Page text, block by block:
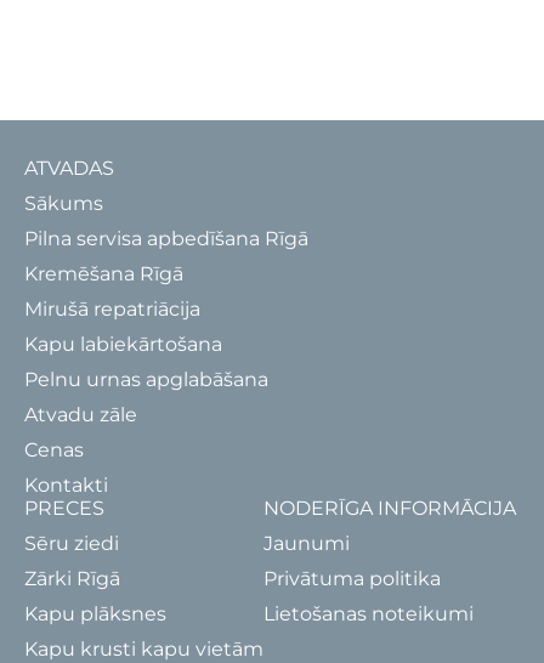
ATVADAS
Sākums
Pilna servisa apbedīšana Rīgā
Kremēšana Rīgā
Mirušā repatriācija
Kapu labiekārtošana
Pelnu urnas apglabāšana
Atvadu zāle
Cenas
Kontakti
PRECES
Sēru ziedi
Zārki Rīgā
Kapu plāksnes
Kapu krusti kapu vietām
NODERĪGA INFORMĀCIJA
Jaunumi
Privātuma politika
Lietošanas noteikumi